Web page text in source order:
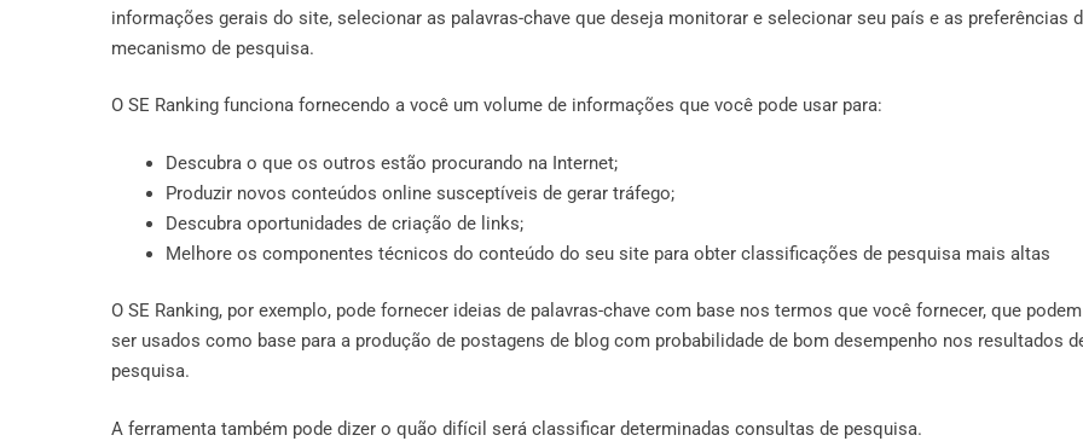
informações gerais do site, selecionar as palavras-chave que deseja monitorar e selecionar seu país e as preferências
mecanismo de pesquisa.
O SE Ranking funciona fornecendo a você um volume de informações que você pode usar para:
Descubra o que os outros estão procurando na Internet;
Produzir novos conteúdos online susceptíveis de gerar tráfego;
Descubra oportunidades de criação de links;
Melhore os componentes técnicos do conteúdo do seu site para obter classificações de pesquisa mais altas
O SE Ranking, por exemplo, pode fornecer ideias de palavras-chave com base nos termos que você fornecer, que podem
ser usados ​​como base para a produção de postagens de blog com probabilidade de bom desempenho nos resultados
pesquisa.
A ferramenta também pode dizer o quão difícil será classificar determinadas consultas de pesquisa.